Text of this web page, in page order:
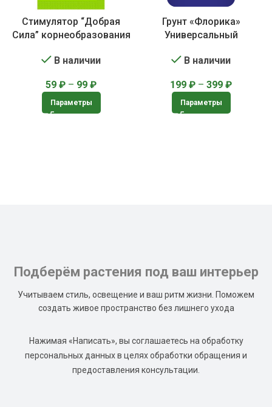
Стимулятор “Добрая
Сила” корнеобразования
В наличии
59 ₽ – 99 ₽
Параметры
Грунт «Флорика»
Универсальный
В наличии
199 ₽ – 399 ₽
Параметры
Подберём растения под ваш интерьер
Учитываем стиль, освещение и ваш ритм жизни. Поможем
создать живое пространство без лишнего ухода
Нажимая «Написать», вы соглашаетесь на обработку
персональных данных в целях обработки обращения и
предоставления консультации.